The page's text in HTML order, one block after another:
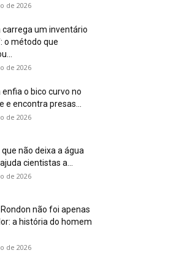
de 2026
carrega um inventário
o método que
de 2026
enfia o bico curvo no
e encontra presas...
de 2026
não deixa a água
cientistas a...
de 2026
não foi apenas
a história do homem
de 2026